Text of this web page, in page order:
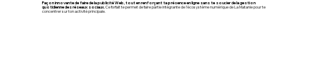
Façon innovante de faire de la publicité Web, tout en renforçant ta présence en ligne sans te soucier de la gestion
quotidienne des réseaux sociaux.Ce forfait te permet de faire partie intégrante de l'écosystème numérique de La Matanie pour te
concentrer sur ton activité principale.